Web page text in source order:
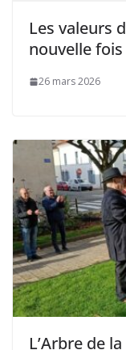
Les valeurs
nouvelle
26 mars 2026
L’Arbre de